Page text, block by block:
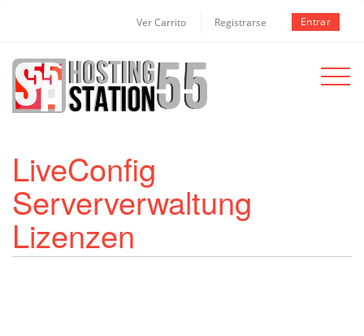
Ver Carrito Registrarse Entrar
Toggle
LiveConfig
Serververwaltung
Lizenzen